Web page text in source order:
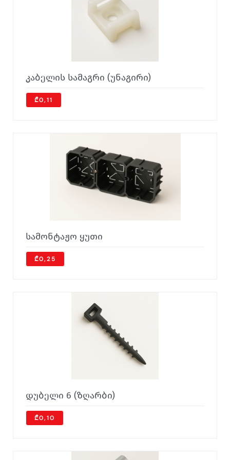
კაბელის სამაგრი (უნაგირი)
₾0,11
სამონტაჟო ყუთი
₾0,25
დუბელი 6 (ზღარბი)
₾0,10